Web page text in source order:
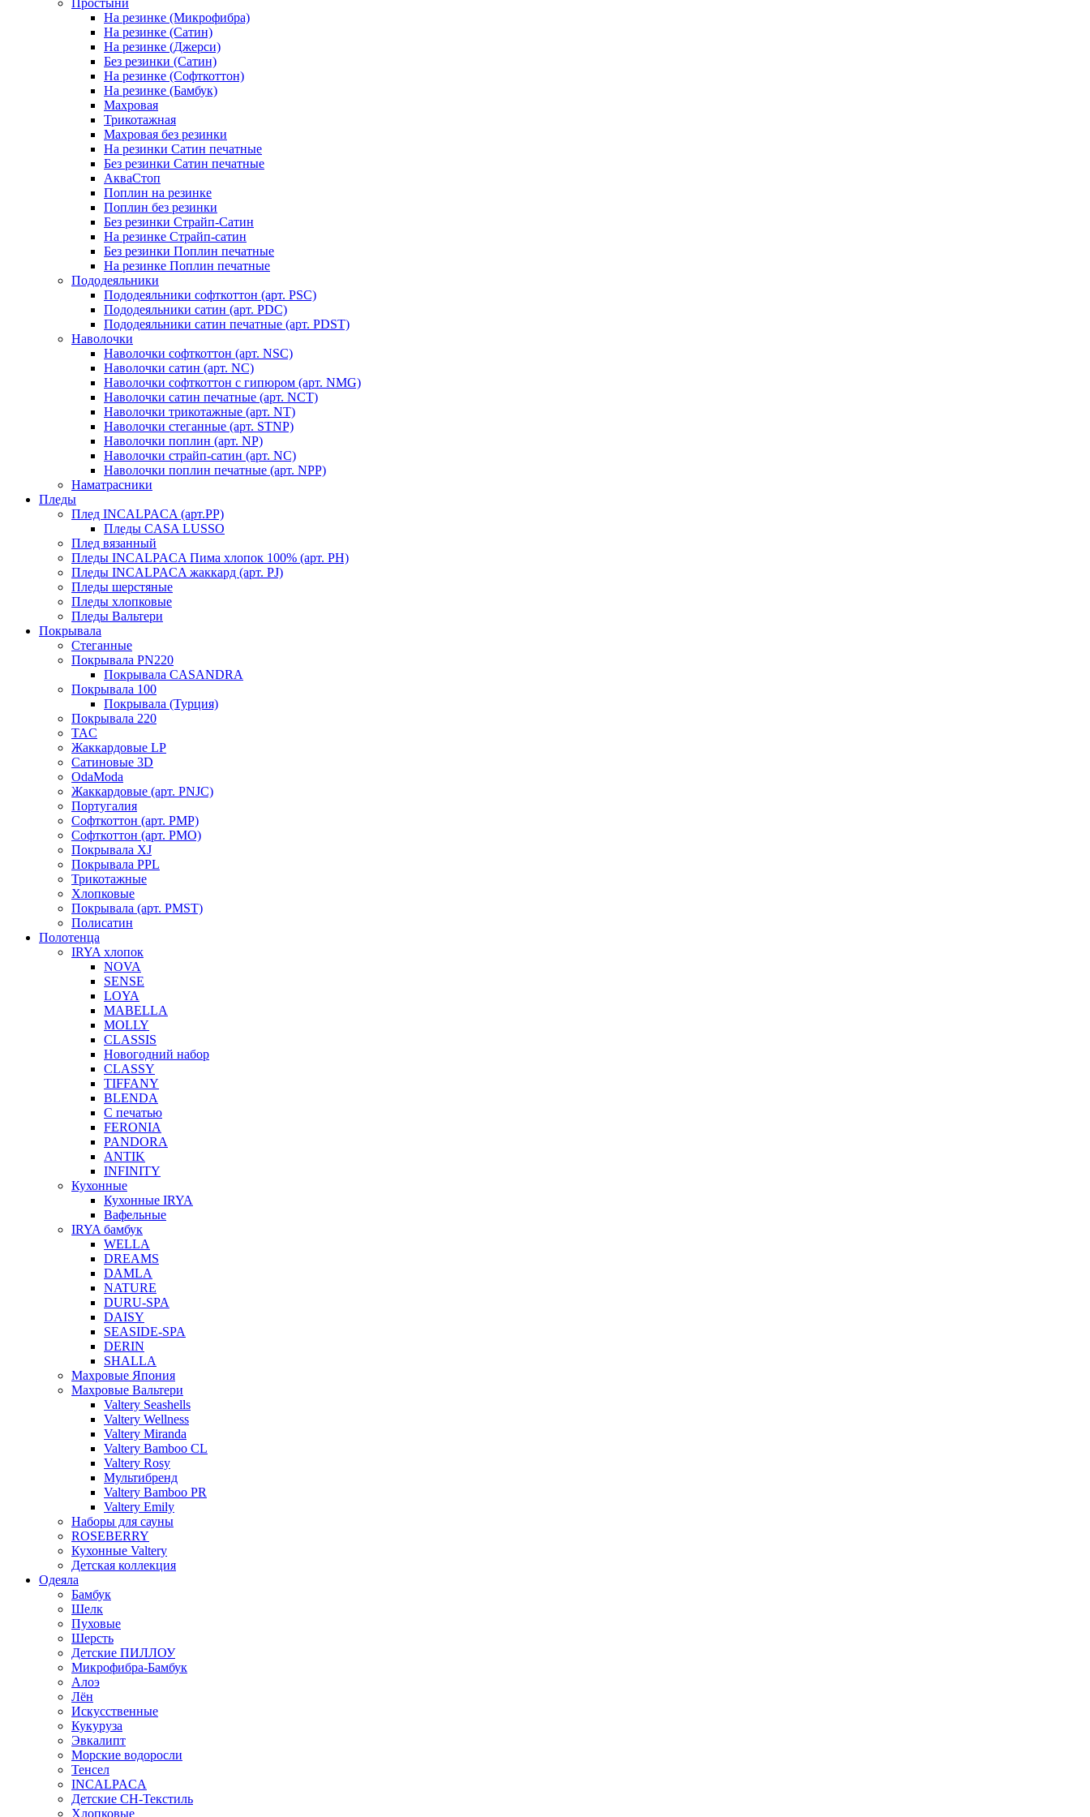
Простыни
На резинке (Микрофибра)
На резинке (Сатин)
На резинке (Джерси)
Без резинки (Сатин)
На резинке (Софткоттон)
На резинке (Бамбук)
Махровая
Трикотажная
Махровая без резинки
На резинки Сатин печатные
Без резинки Сатин печатные
АкваСтоп
Поплин на резинке
Поплин без резинки
Без резинки Страйп-Сатин
На резинке Страйп-сатин
Без резинки Поплин печатные
На резинке Поплин печатные
Пододеяльники
Пододеяльники софткоттон (арт. PSC)
Пододеяльники сатин (арт. PDC)
Пододеяльники сатин печатные (арт. PDST)
Наволочки
Наволочки софткоттон (арт. NSC)
Наволочки сатин (арт. NC)
Наволочки софткоттон с гипюром (арт. NMG)
Наволочки сатин печатные (арт. NCT)
Наволочки трикотажные (арт. NT)
Наволочки стеганные (арт. STNP)
Наволочки поплин (арт. NP)
Наволочки страйп-сатин (арт. NC)
Наволочки поплин печатные (арт. NPP)
Наматрасники
Пледы
Плед INCALPACA (арт.PP)
Пледы CASA LUSSO
Плед вязанный
Пледы INCALPACA Пима хлопок 100% (арт. PH)
Пледы INCALPACA жаккард (арт. PJ)
Пледы шерстяные
Пледы хлопковые
Пледы Вальтери
Покрывала
Стеганные
Покрывала PN220
Покрывала CASANDRA
Покрывала 100
Покрывала (Турция)
Покрывала 220
TAC
Жаккардовые LP
Сатиновые 3D
OdaModa
Жаккардовые (арт. PNJC)
Португалия
Софткоттон (арт. PMP)
Софткоттон (арт. PMO)
Покрывала XJ
Покрывала PPL
Трикотажные
Хлопковые
Покрывала (арт. PMST)
Полисатин
Полотенца
IRYA хлопок
NOVA
SENSE
LOYA
MABELLA
MOLLY
CLASSIS
Новогодний набор
CLASSY
TIFFANY
BLENDA
С печатью
FERONIA
PANDORA
ANTIK
INFINITY
Кухонные
Кухонные IRYA
Вафельные
IRYA бамбук
WELLA
DREAMS
DAMLA
NATURE
DURU-SPA
DAISY
SEASIDE-SPA
DERIN
SHALLA
Махровые Япония
Махровые Вальтери
Valtery Seashells
Valtery Wellness
Valtery Miranda
Valtery Bamboo CL
Valtery Rosy
Мультибренд
Valtery Bamboo PR
Valtery Emily
Наборы для сауны
ROSEBERRY
Кухонные Valtery
Детская коллекция
Одеяла
Бамбук
Шелк
Пуховые
Шерсть
Детские ПИЛЛОУ
Микрофибра-Бамбук
Алоэ
Лён
Искусственные
Кукуруза
Эвкалипт
Морские водоросли
Тенсел
INCALPACA
Детские СН-Текстиль
Хлопковые